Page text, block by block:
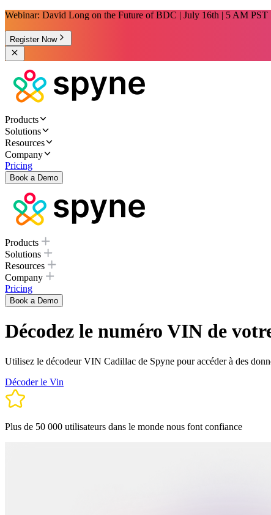
Webinar: David Long on the Future of BDC | July 16th | 5 AM PST
Register Now
Products
Solutions
Resources
Company
Pricing
Book a Demo
Products
Solutions
Resources
Company
Pricing
Book a Demo
Décodez le numéro VIN de
Utilisez le décodeur VIN Cadillac de Spyne pour accéder à des
Décoder le Vin
Plus de 50 000 utilisateurs dans le monde nous font confiance